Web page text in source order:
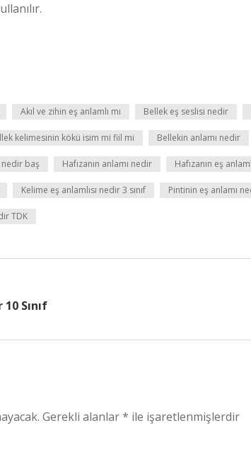
Akıl ve zihin eş anlamlı mı Bellek eş seslisi nedir
kelimesinin kökü isim mi fiil mi Bellekin anlamı nedir
nedir baş Hafızanın anlamı nedir Hafızanın eş
Kelime eş anlamlısı nedir 3 sınıf Pintinin eş anlamı
TDK
Sınıf
Gerekli alanlar* ile işaretlenmişlerdir